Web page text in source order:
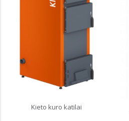
Kieto kuro katilai